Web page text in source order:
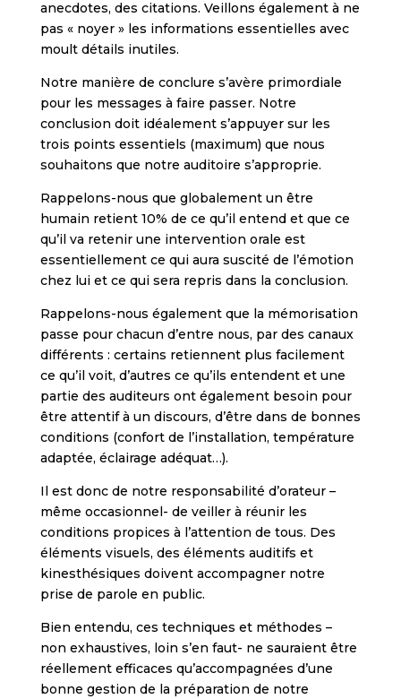
anecdotes, des citations. Veillons également à ne
pas « noyer » les informations essentielles avec
moult détails inutiles.
Notre manière de conclure s’avère primordiale
pour les messages à faire passer. Notre
conclusion doit idéalement s’appuyer sur les
trois points essentiels (maximum) que nous
souhaitons que notre auditoire s’approprie.
Rappelons-nous que globalement un être
humain retient 10% de ce qu’il entend et que ce
qu’il va retenir une intervention orale est
essentiellement ce qui aura suscité de l’émotion
chez lui et ce qui sera repris dans la conclusion.
Rappelons-nous également que la mémorisation
passe pour chacun d’entre nous, par des canaux
différents : certains retiennent plus facilement
ce qu’il voit, d’autres ce qu’ils entendent et une
partie des auditeurs ont également besoin pour
être attentif à un discours, d’être dans de bonnes
conditions (confort de l’installation, température
adaptée, éclairage adéquat…).
Il est donc de notre responsabilité d’orateur –
même occasionnel- de veiller à réunir les
conditions propices à l’attention de tous. Des
éléments visuels, des éléments auditifs et
kinesthésiques doivent accompagner notre
prise de parole en public.
Bien entendu, ces techniques et méthodes –
non exhaustives, loin s’en faut- ne sauraient être
réellement efficaces qu’accompagnées d’une
bonne gestion de la préparation de notre